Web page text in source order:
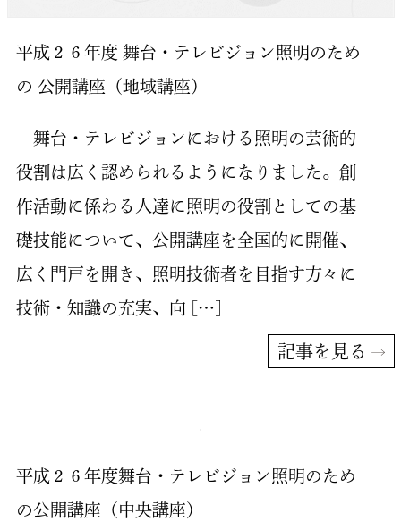
平成２６年度 舞台・テレビジョン照明のため
の 公開講座（地域講座）
舞台・テレビジョンにおける照明の芸術的
役割は広く認められるようになりました。創
作活動に係わる人達に照明の役割としての基
礎技能について、公開講座を全国的に開催、
広く門戸を開き、照明技術者を目指す方々に
技術・知識の充実、向 […]
記事を見る
平成２６年度舞台・テレビジョン照明のため
の公開講座（中央講座）